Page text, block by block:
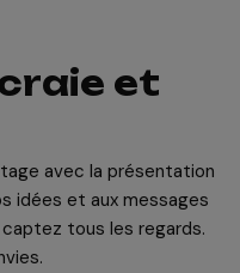
et
avec la présentation
idées et aux messages
tous les regards.